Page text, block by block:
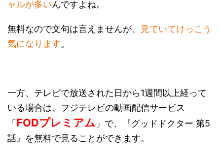
ャルが多いんですよね。
無料なので文句は言えませんが、
見ていてけっこう
気になります。
一方、テレビで放送された日から1週間以上経って
いる場合は、フジテレビの動画配信サービス
「 FODプレミアム 」で、『グッドドクター 第5
話』を無料で見ることができます。